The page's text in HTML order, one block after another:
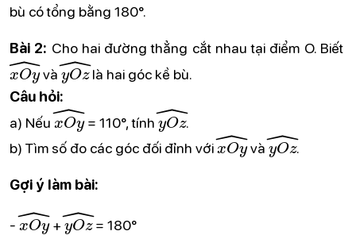
bù có tổng bằng 180°.
Bài 2: Cho hai đường thẳng cắt nhau tại điểm O. Biết
xOy^
và
yOz^
là hai góc kề bù.
Câu hỏi:
a) Nếu
xOy^
= 110°, tính
yOz^
.
b) Tìm số đo các góc đối đỉnh với
xOy^
và
yOz^
.
Gợi ý làm bài:
-
xOy^
+
yOz^
= 180°